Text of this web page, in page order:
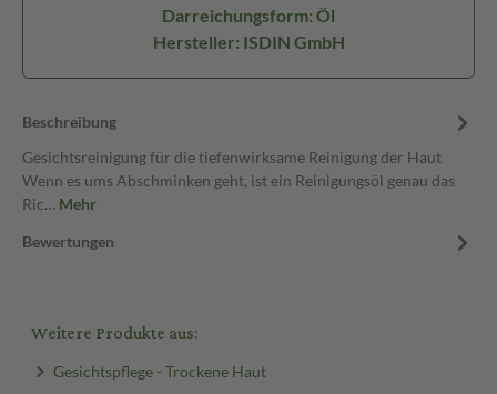
Darreichungsform: Öl
Hersteller: ISDIN GmbH
Beschreibung
Gesichtsreinigung für die tiefenwirksame Reinigung der Haut
Wenn es ums Abschminken geht, ist ein Reinigungsöl genau das
Ric… Mehr
Bewertungen
Weitere Produkte aus:
Gesichtspflege - Trockene Haut